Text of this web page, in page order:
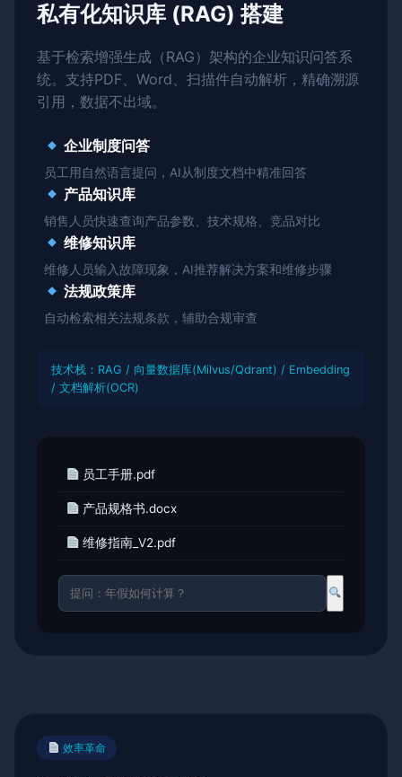
私有化知识库 (RAG) 搭建
基于检索增强生成（RAG）架构的企业知识问答系
统。支持PDF、Word、扫描件自动解析，精确溯源
引用，数据不出域。
企业制度问答
员工用自然语言提问，AI从制度文档中精准回答
产品知识库
销售人员快速查询产品参数、技术规格、竞品对比
维修知识库
维修人员输入故障现象，AI推荐解决方案和维修步骤
法规政策库
自动检索相关法规条款，辅助合规审查
技术栈：RAG / 向量数据库(Milvus/Qdrant) / Embedding
/ 文档解析(OCR)
员工手册.pdf
产品规格书.docx
维修指南_V2.pdf
效率革命